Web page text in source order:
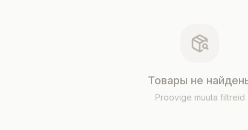
Товары не
Proovige muuta filtreid